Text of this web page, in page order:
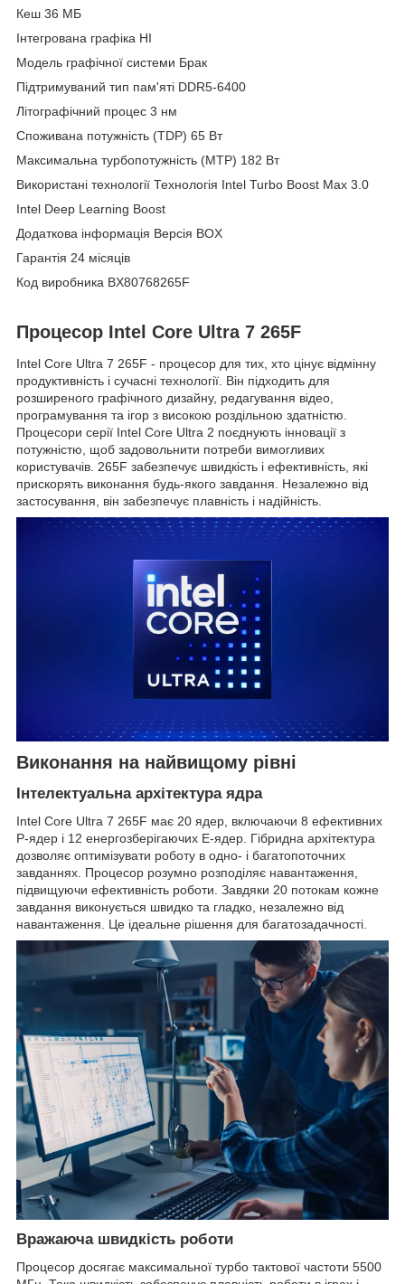
Кеш 36 МБ
Інтегрована графіка НІ
Модель графічної системи Брак
Підтримуваний тип пам'яті DDR5-6400
Літографічний процес 3 нм
Споживана потужність (TDP) 65 Вт
Максимальна турбопотужність (MTP) 182 Вт
Використані технології Технологія Intel Turbo Boost Max 3.0
Intel Deep Learning Boost
Додаткова інформація Версія BOX
Гарантія 24 місяців
Код виробника BX80768265F
Процесор Intel Core Ultra 7 265F
Intel Core Ultra 7 265F - процесор для тих, хто цінує відмінну
продуктивність і сучасні технології. Він підходить для
розширеного графічного дизайну, редагування відео,
програмування та ігор з високою роздільною здатністю.
Процесори серії Intel Core Ultra 2 поєднують інновації з
потужністю, щоб задовольнити потреби вимогливих
користувачів. 265F забезпечує швидкість і ефективність, які
прискорять виконання будь-якого завдання. Незалежно від
застосування, він забезпечує плавність і надійність.
Виконання на найвищому рівні
Інтелектуальна архітектура ядра
Intel Core Ultra 7 265F має 20 ядер, включаючи 8 ефективних
P-ядер і 12 енергозберігаючих E-ядер. Гібридна архітектура
дозволяє оптимізувати роботу в одно- і багатопоточних
завданнях. Процесор розумно розподіляє навантаження,
підвищуючи ефективність роботи. Завдяки 20 потокам кожне
завдання виконується швидко та гладко, незалежно від
навантаження. Це ідеальне рішення для багатозадачності.
Вражаюча швидкість роботи
Процесор досягає максимальної турбо тактової частоти 5500